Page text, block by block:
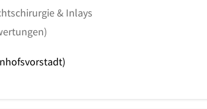
& Inlays
Sternen